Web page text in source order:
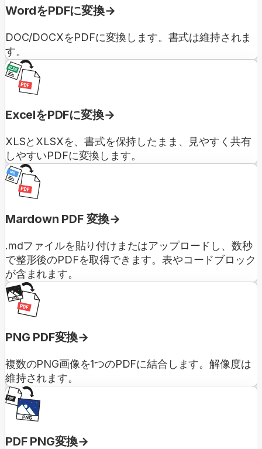
WordをPDFに変換
DOC/DOCXをPDFに変換します。書式は維持されま
す。
ExcelをPDFに変換
XLSとXLSXを、書式を保持したまま、見やすく共有
しやすいPDFに変換します。
Mardown PDF 変換
.mdファイルを貼り付けまたはアップロードし、数秒
で整形後のPDFを取得できます。表やコードブロック
が含まれます。
PNG PDF変換
複数のPNG画像を1つのPDFに結合します。解像度は
維持されます。
PDF PNG変換